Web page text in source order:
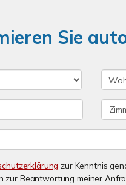
Sie
zur Kenntnis
zur Beantwortung meiner